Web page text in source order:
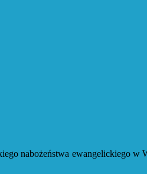
nabożeństwa ewangelickiego w